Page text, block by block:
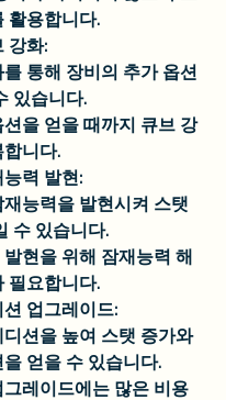
활용합니다.
강화:
통해 장비의 추가 옵션
있습니다.
션을 얻을 때까지 큐브 강
니다.
력 발현:
능력을 발현시켜 스탯
수 있습니다.
현을 위해 잠재능력 해
필요합니다.
업그레이드:
디션을 높여 스탯 증가와
얻을 수 있습니다.
그레이드에는 많은 비용